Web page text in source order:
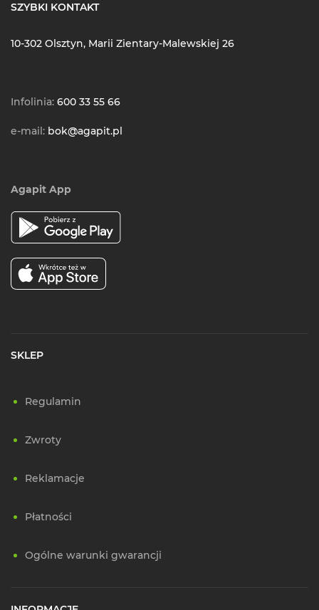
SZYBKI KONTAKT
10-302 Olsztyn, Marii Zientary-Malewskiej 26
Infolinia: 600 33 55 66
e-mail: bok@agapit.pl
Agapit App
SKLEP
Regulamin
Zwroty
Reklamacje
Płatności
Ogólne warunki gwarancji